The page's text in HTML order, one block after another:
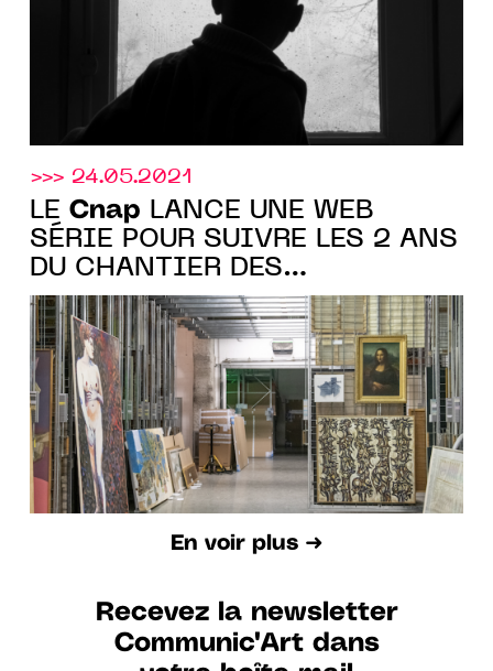
>>> 24.05.2021
LE Cnap LANCE UNE WEB
SÉRIE POUR SUIVRE LES 2 ANS
DU CHANTIER DES
COLLECTIONS
En voir plus ➜
Recevez la newsletter
Communic'Art dans